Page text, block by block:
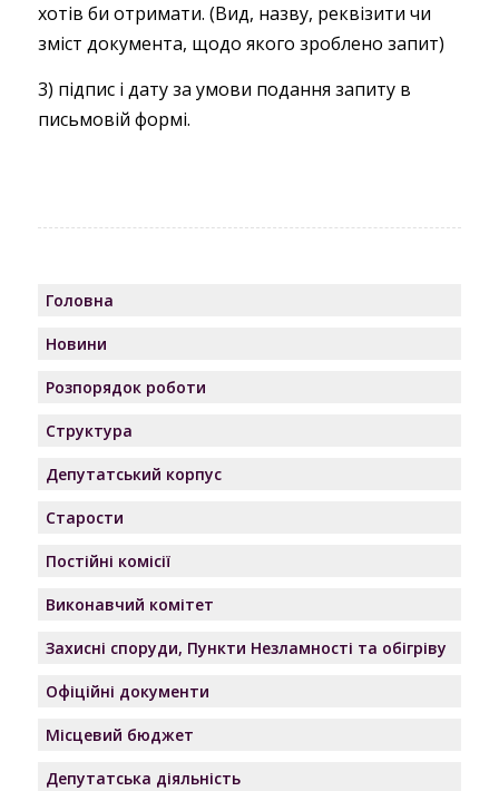
хотів би отримати. (Вид, назву, реквізити чи
зміст документа, щодо якого зроблено запит)
3) підпис і дату за умови подання запиту в
письмовій формі.
Головна
Новини
Розпорядок роботи
Структура
Депутатський корпус
Старости
Постійні комісії
Виконавчий комітет
Захисні споруди, Пункти Незламності та обігріву
Офіційні документи
Місцевий бюджет
Депутатська діяльність